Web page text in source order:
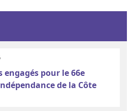
engagés pour le 66e
de la Côte